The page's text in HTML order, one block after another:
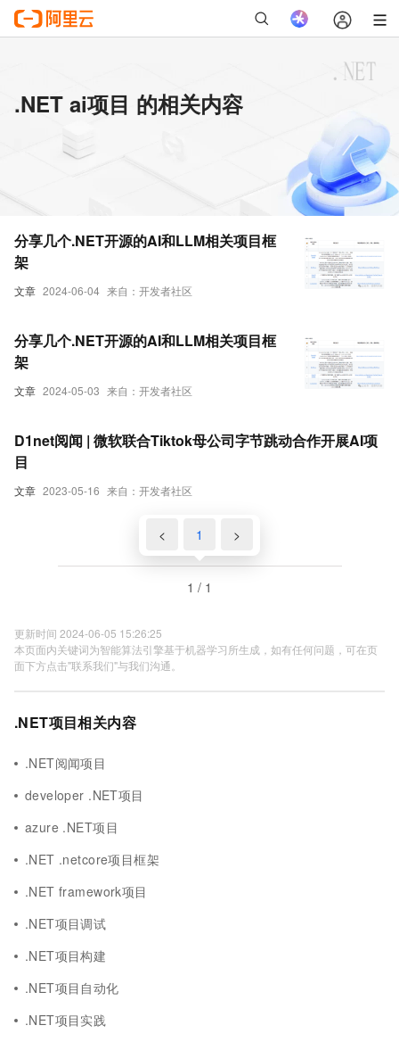
.NET ai项目 的相关内容
文章 2024-06-04 来自：开发者社区
分享几个.NET开源的AI和LLM相关项目框
架
文章 2024-05-03 来自：开发者社区
分享几个.NET开源的AI和LLM相关项目框
架
文章 2023-05-16 来自：开发者社区
D1net阅闻 | 微软联合Tiktok母公司字节跳动合作开展AI项
目
< 1 >
1 / 1
更新时间 2024-06-05 15:26:25
本页面内关键词为智能算法引擎基于机器学习所生成，如有任何问题，可在页
面下方点击"联系我们"与我们沟通。
.NET项目相关内容
.NET阅闻项目
developer .NET项目
azure .NET项目
.NET .netcore项目框架
.NET framework项目
.NET项目调试
.NET项目构建
.NET项目自动化
.NET项目实践